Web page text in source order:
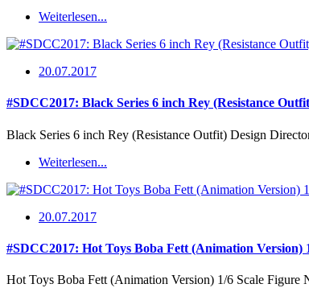
Weiterlesen...
20.07.2017
#SDCC2017: Black Series 6 inch Rey (Resistance
Black Series 6 inch Rey (Resistance Outfit) Design
Weiterlesen...
20.07.2017
#SDCC2017: Hot Toys Boba Fett (Animation Version)
Hot Toys Boba Fett (Animation Version) 1/6 Scale Figure